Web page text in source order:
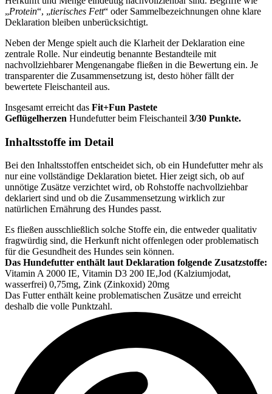
„Protein“, „tierisches Fett“ oder Sammelbezeichnungen ohne klare
Deklaration bleiben unberücksichtigt.
Neben der Menge spielt auch die Klarheit der Deklaration eine
zentrale Rolle. Nur eindeutig benannte Bestandteile mit
nachvollziehbarer Mengenangabe fließen in die Bewertung ein. Je
transparenter die Zusammensetzung ist, desto höher fällt der
bewertete Fleischanteil aus.
Insgesamt erreicht das Fit+Fun Pastete
Geflügelherzen Hundefutter beim Fleischanteil 3/30 Punkte.
Inhaltsstoffe im Detail
Bei den Inhaltsstoffen entscheidet sich, ob ein Hundefutter mehr als
nur eine vollständige Deklaration bietet. Hier zeigt sich, ob auf
unnötige Zusätze verzichtet wird, ob Rohstoffe nachvollziehbar
deklariert sind und ob die Zusammensetzung wirklich zur
natürlichen Ernährung des Hundes passt.
Es fließen ausschließlich solche Stoffe ein, die entweder qualitativ
fragwürdig sind, die Herkunft nicht offenlegen oder problematisch
für die Gesundheit des Hundes sein können.
Das Hundefutter enthält laut Deklaration folgende Zusatzstoffe:
Vitamin A 2000 IE, Vitamin D3 200 IE,Jod (Kalziumjodat,
wasserfrei) 0,75mg, Zink (Zinkoxid) 20mg
Das Futter enthält keine problematischen Zusätze und erreicht
deshalb die volle Punktzahl.